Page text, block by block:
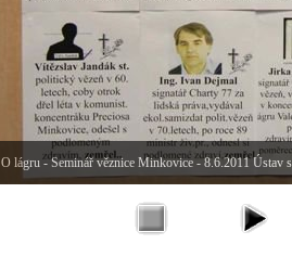
O lágru - Seminář věznice Minkovice - 8.6.2011 Ústav